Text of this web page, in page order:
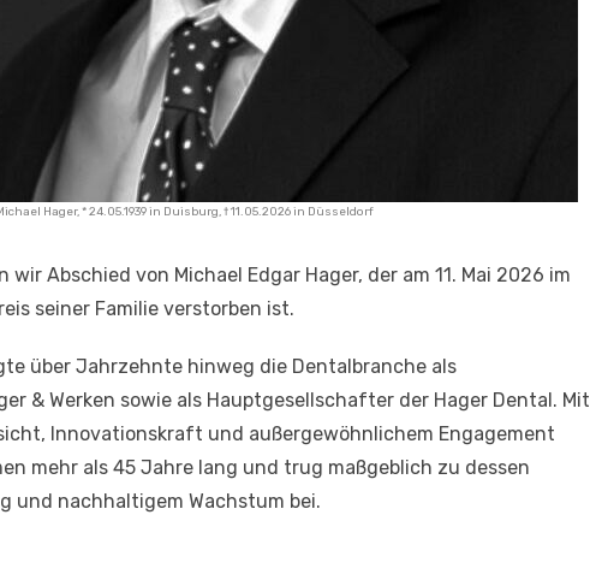
Hager, * 24.05.1939 in Duisburg, † 11.05.2026 in Düsseldorf
wir Abschied von Michael Edgar Hager, der am 11. Mai 2026 im
seiner Familie verstorben ist.
über Jahrzehnte hinweg die Dentalbranche als
& Werken sowie als Hauptgesellschafter der Hager Dental. Mit
Innovationskraft und außergewöhnlichem Engagement
mehr als 45 Jahre lang und trug maßgeblich zu dessen
und nachhaltigem Wachstum bei.